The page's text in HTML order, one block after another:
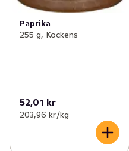
Paprika
255 g, Kockens
52,01 kr
203,96 kr /kg